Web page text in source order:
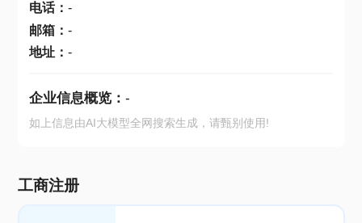
电话： -
邮箱： -
地址： -
企业信息概览： -
如上信息由AI大模型全网搜索生成，请甄别使用!
工商注册